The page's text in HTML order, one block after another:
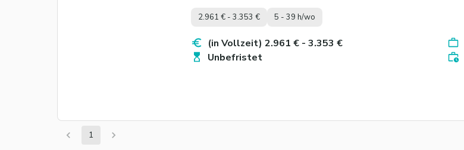
2.961 € - 3.353 € 5 - 39 h/wo
(in Vollzeit) 2.961 € - 3.353 €
Unbefristet
1